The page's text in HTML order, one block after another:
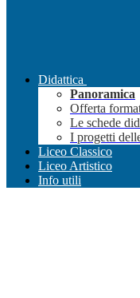
Didattica
Panoramica
Offerta
Le schede
I progetti
Liceo Classico
Liceo Artistico
Info utili